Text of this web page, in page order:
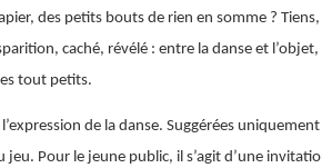
des petits bouts de rien en somme ?
caché, révélé : entre la danse et
tout petits.
de la danse. Suggérées
Pour le jeune public, il s’agit d’une